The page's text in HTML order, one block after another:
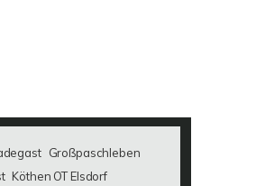
Großpaschleben
Köthen OT Elsdorf